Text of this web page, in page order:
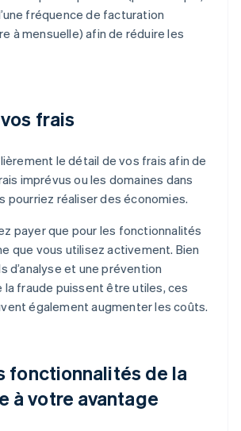
fréquence de facturation
à mensuelle) afin de réduire les
frais
le détail de vos frais afin de
imprévus ou les domaines dans
pourriez réaliser des économies.
payer que pour les fonctionnalités
que vous utilisez activement. Bien
d’analyse et une prévention
la fraude puissent être utiles, ces
également augmenter les coûts.
fonctionnalités de la
à votre avantage